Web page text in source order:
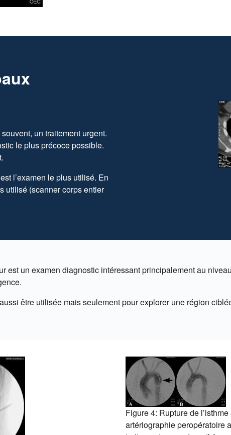
un traitement urgent.
le plus précoce possible.
l’examen le plus utilisé. En
utilisé (scanner corps entier
est un examen diagnostic intéressant principalement au
être utilisée mais seulement pour explorer une région
Figure 4: Rupture de
artériographie peropératoire